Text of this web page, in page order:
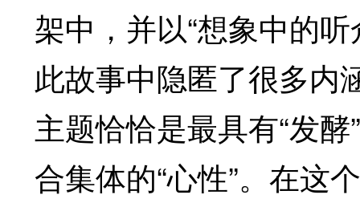
架中，并以“想象中的
此故事中隐匿了很多内
主题恰恰是最具有“发
合集体的“心性”。在这